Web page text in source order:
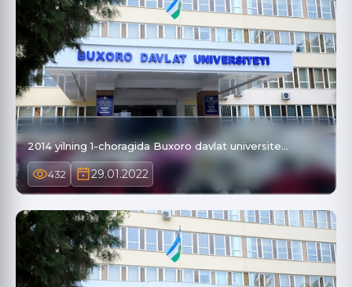
2014 yilning 1-choragida Buxoro davlat universite…
432 29.01.2022